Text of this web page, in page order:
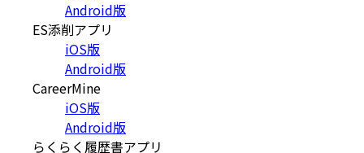
Android版
ES添削アプリ
iOS版
Android版
CareerMine
iOS版
Android版
らくらく履歴書アプリ